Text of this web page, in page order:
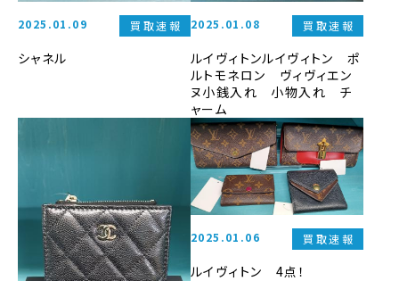
2025.01.09 買取速報
シャネル
2025.01.08 買取速報
ルイヴィトンルイヴィトン ポ
ルトモネロン ヴィヴィエン
ヌ小銭入れ 小物入れ チ
ャーム
2025.01.06 買取速報
ルイヴィトン 4点！